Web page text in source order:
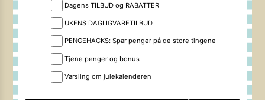
Dagens TILBUD og RABATTER
UKENS DAGLIGVARETILBUD
PENGEHACKS: Spar penger på de store tingene
Tjene penger og bonus
Varsling om julekalenderen